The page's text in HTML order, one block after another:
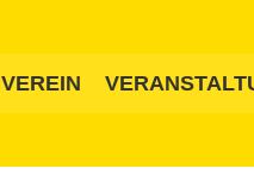
VEREIN